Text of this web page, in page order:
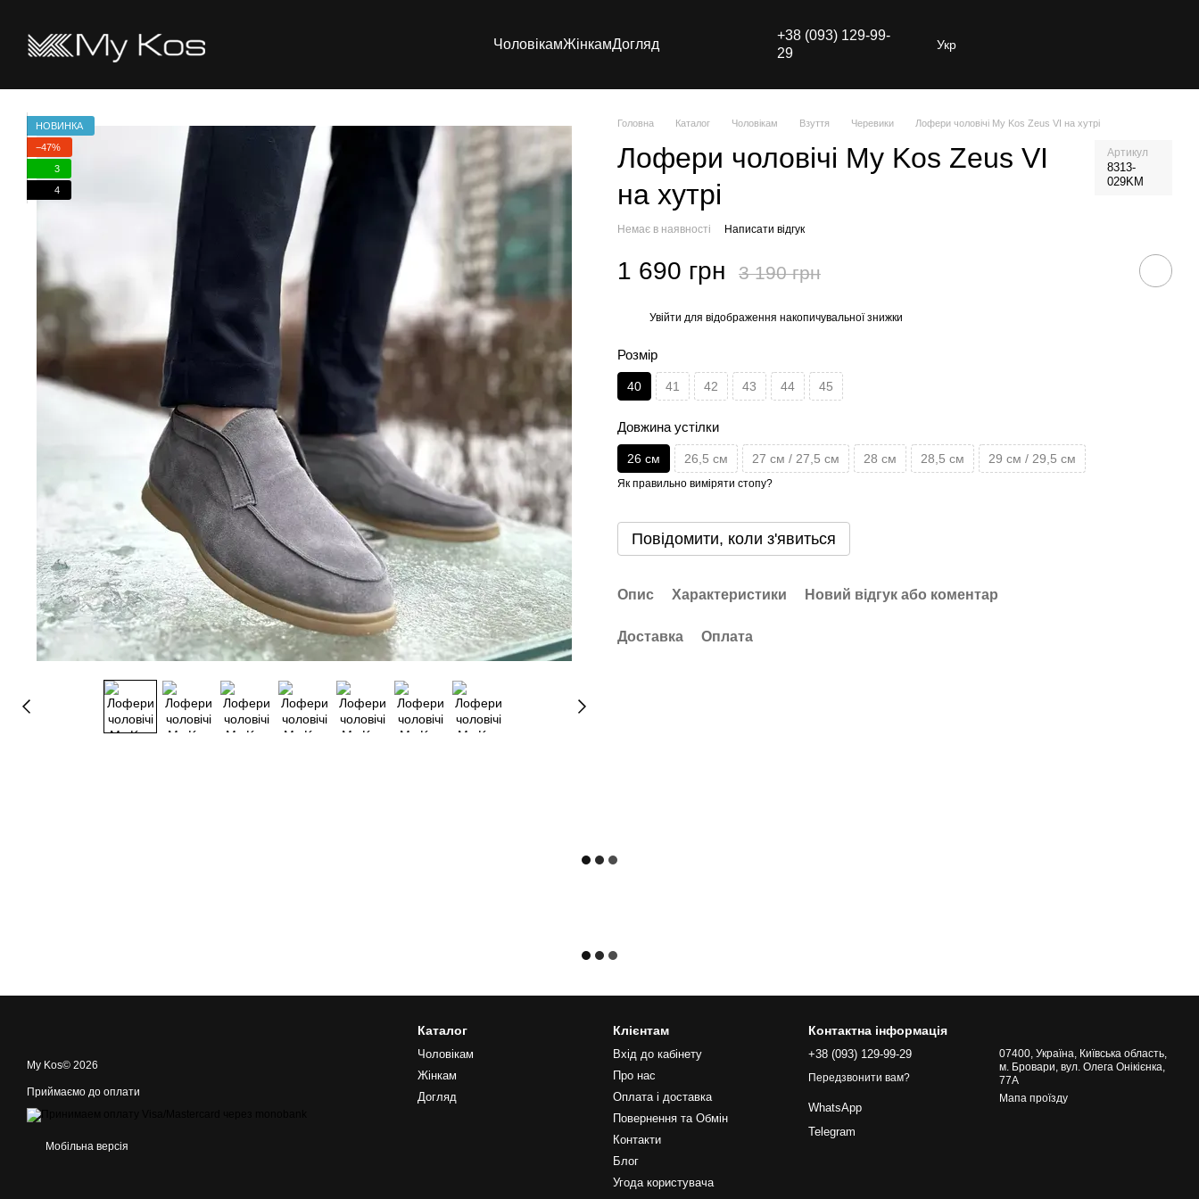
ЧоловікамЖінкамДогляд
+38 (093) 129-99-
29
Укр
НОВИНКА
−47%
3
4
Головна Каталог Чоловікам Взуття Черевики Лофери чоловічі My Kos Zeus VI на хутрі
Лофери чоловічі My Kos Zeus VI
на хутрі
Артикул
8313-
029KM
Немає в наявності Написати відгук
1 690 грн 3 190 грн
Увійти для відображення накопичувальної знижки
Розмір
40 41 42 43 44 45
Довжина устілки
26 см 26,5 см 27 см / 27,5 см 28 см 28,5 см 29 см / 29,5 см
Як правильно виміряти стопу?
Повідомити, коли з'явиться
Опис Характеристики Новий відгук або коментар
Доставка Оплата
My Kos© 2026
Приймаємо до оплати
Мобільна версія
Каталог
Чоловікам
Жінкам
Догляд
Клієнтам
Вхід до кабінету
Про нас
Оплата і доставка
Повернення та Обмін
Контакти
Блог
Угода користувача
Контактна інформація
+38 (093) 129-99-29
Передзвонити вам?
WhatsApp
Telegram
07400, Україна, Київська область,
м. Бровари, вул. Олега Онікієнка,
77А
Мапа проїзду